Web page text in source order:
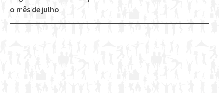
o mês de julho